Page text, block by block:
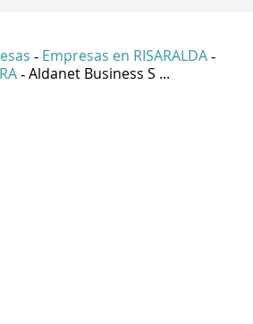
- Empresas en RISARALDA -
- Aldanet Business S ...